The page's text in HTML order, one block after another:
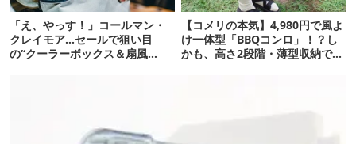
「え、やっす！」コールマン・
クレイモア…セールで狙い目
の“クーラーボックス＆扇風
【コメリの本気】4,980円で風よ
け一体型「BBQコンロ」！？し
かも、高さ2段階・薄型収納で文